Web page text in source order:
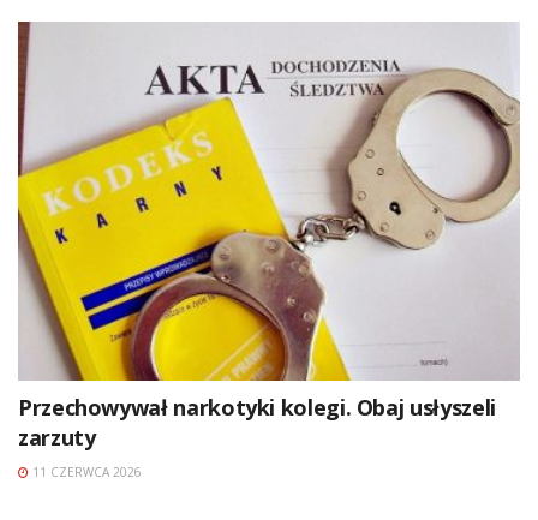
Przechowywał narkotyki kolegi. Obaj usłyszeli
zarzuty
11 CZERWCA 2026